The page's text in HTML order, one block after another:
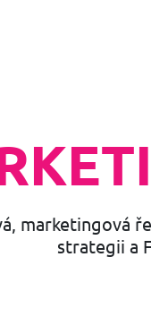
marketingová
strategii a